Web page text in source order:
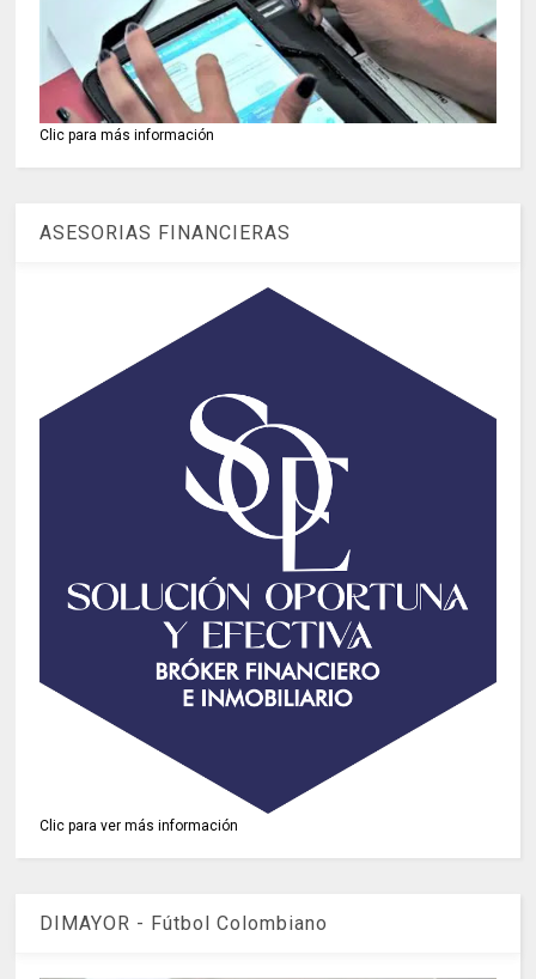
Clic para más información
ASESORIAS FINANCIERAS
Clic para ver más información
DIMAYOR - Fútbol Colombiano